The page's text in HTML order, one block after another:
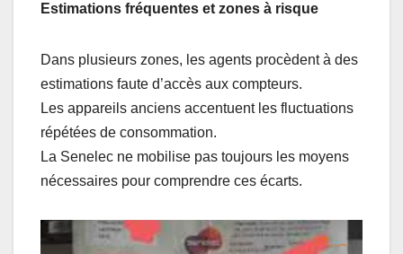
Estimations fréquentes et zones à risque
Dans plusieurs zones, les agents procèdent à des
estimations faute d’accès aux compteurs.
Les appareils anciens accentuent les fluctuations
répétées de consommation.
La Senelec ne mobilise pas toujours les moyens
nécessaires pour comprendre ces écarts.